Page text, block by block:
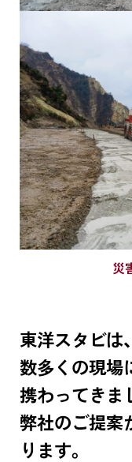
災
東洋スタビは
数多くの現場
携わってきま
弊社のご提案
ります。